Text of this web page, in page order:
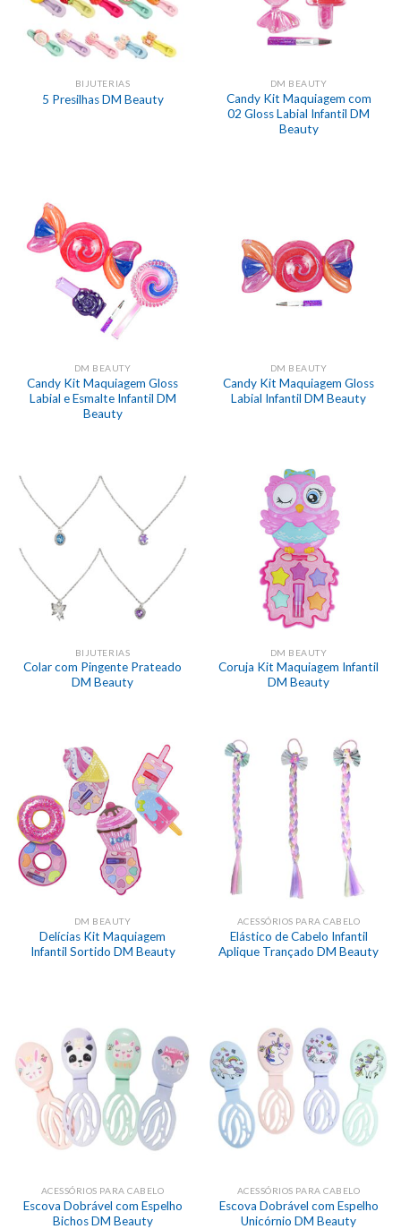
BIJUTERIAS
5 Presilhas DM Beauty
DM BEAUTY
Candy Kit Maquiagem com
02 Gloss Labial Infantil DM
Beauty
DM BEAUTY
Candy Kit Maquiagem Gloss
Labial e Esmalte Infantil DM
Beauty
DM BEAUTY
Candy Kit Maquiagem Gloss
Labial Infantil DM Beauty
BIJUTERIAS
Colar com Pingente Prateado
DM Beauty
DM BEAUTY
Coruja Kit Maquiagem Infantil
DM Beauty
DM BEAUTY
Delícias Kit Maquiagem
Infantil Sortido DM Beauty
ACESSÓRIOS PARA CABELO
Elástico de Cabelo Infantil
Aplique Trançado DM Beauty
ACESSÓRIOS PARA CABELO
Escova Dobrável com Espelho
Bichos DM Beauty
ACESSÓRIOS PARA CABELO
Escova Dobrável com Espelho
Unicórnio DM Beauty